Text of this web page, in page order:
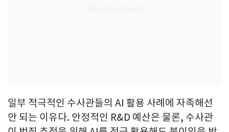
일부 적극적인 수사관들의 AI 활용 사례에 자족해선
안 되는 이유다. 안정적인 R&D 예산은 물론, 수사관